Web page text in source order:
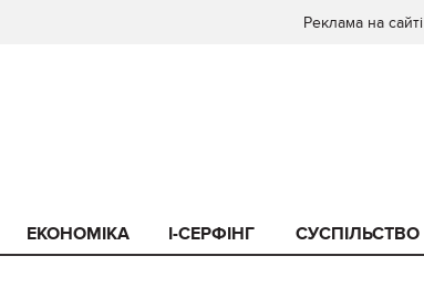
Реклама на сайті
ЕКОНОМІКА I-СЕРФІНГ СУСПІЛЬСТВО